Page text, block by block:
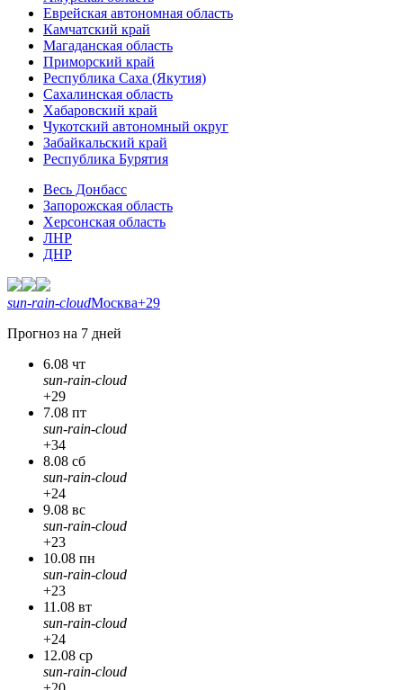
Еврейская автономная область
Камчатский край
Магаданская область
Приморский край
Республика Саха (Якутия)
Сахалинская область
Хабаровский край
Чукотский автономный округ
Забайкальский край
Республика Бурятия
Весь Донбасс
Запорожская область
Херсонская область
ЛНР
ДНР
sun-rain-cloudМосква+29
Прогноз на 7 дней
6.08 чт
sun-rain-cloud
+29
7.08 пт
sun-rain-cloud
+34
8.08 сб
sun-rain-cloud
+24
9.08 вс
sun-rain-cloud
+23
10.08 пн
sun-rain-cloud
+23
11.08 вт
sun-rain-cloud
+24
12.08 ср
sun-rain-cloud